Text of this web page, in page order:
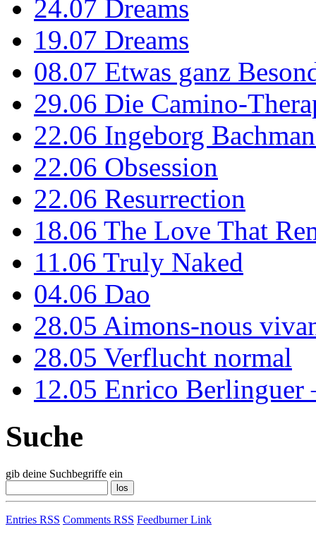
24.07 Dreams
19.07 Dreams
08.07 Etwas ganz
29.06 Die Camino-
22.06 Ingeborg
22.06 Obsession
22.06 Resurrection
18.06 The Love That
11.06 Truly Naked
04.06 Dao
28.05 Aimons-nous
28.05 Verflucht normal
12.05 Enrico Berlinguer
Suche
gib deine Suchbegriffe ein
Entries RSS Comments RSS Feedburner Link